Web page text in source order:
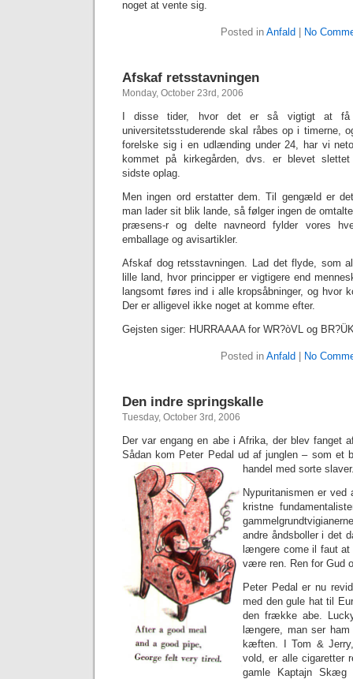
noget at vente sig.
Posted in Anfald No
Afskaf retsstavningen
Monday, October 23rd, 2006
I disse tider, hvor det er så vigtigt at få
universitetsstuderende skal råbes op i timerne,
forelske sig i en udlænding under 24, har vi
kommet på kirkegården, dvs. er blevet slettet
sidste oplag.
Men ingen ord erstatter dem. Til gengæld er
man lader sit blik lande, så følger ingen de
præsens-r og delte navneord fylder vores
emballage og avisartikler.
Afskaf dog retsstavningen. Lad det flyde, som
lille land, hvor principper er vigtigere end
langsomt føres ind i alle kropsåbninger, og hvor
Der er alligevel ikke noget at komme efter.
Gejsten siger: HURRAAAA for WR?òVL og
Posted in Anfald No
Den indre springskalle
Tuesday, October 3rd, 2006
Der var engang en abe i Afrika, der blev fanget
Sådan kom Peter Pedal ud af junglen – som et
handel med sorte
Nypuritanismen er
kristne
andre åndsboller i det
længere come il faut
være ren. Ren for Gud
Peter Pedal er nu
med den gule hat til
den frække abe.
længere, man ser
kæften. I Tom &
vold, er alle cigaretter
gamle Kaptajn